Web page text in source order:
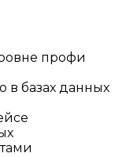
профи
базах данных